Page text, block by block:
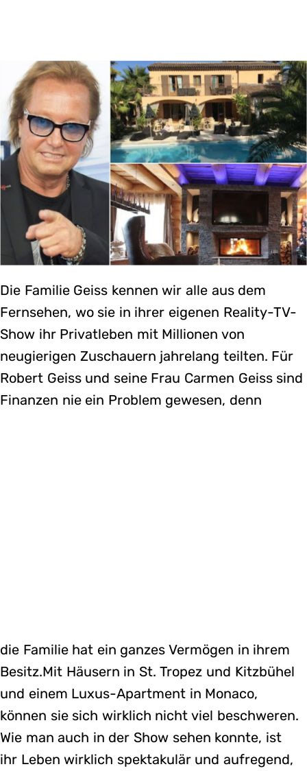
Die Familie Geiss kennen wir alle aus dem
Fernsehen, wo sie in ihrer eigenen Reality-TV-
Show ihr Privatleben mit Millionen von
neugierigen Zuschauern jahrelang teilten. Für
Robert Geiss und seine Frau Carmen Geiss sind
Finanzen nie ein Problem gewesen, denn
die Familie hat ein ganzes Vermögen in ihrem
Besitz.Mit Häusern in St. Tropez und Kitzbühel
und einem Luxus-Apartment in Monaco,
können sie sich wirklich nicht viel beschweren.
Wie man auch in der Show sehen konnte, ist
ihr Leben wirklich spektakulär und aufregend,